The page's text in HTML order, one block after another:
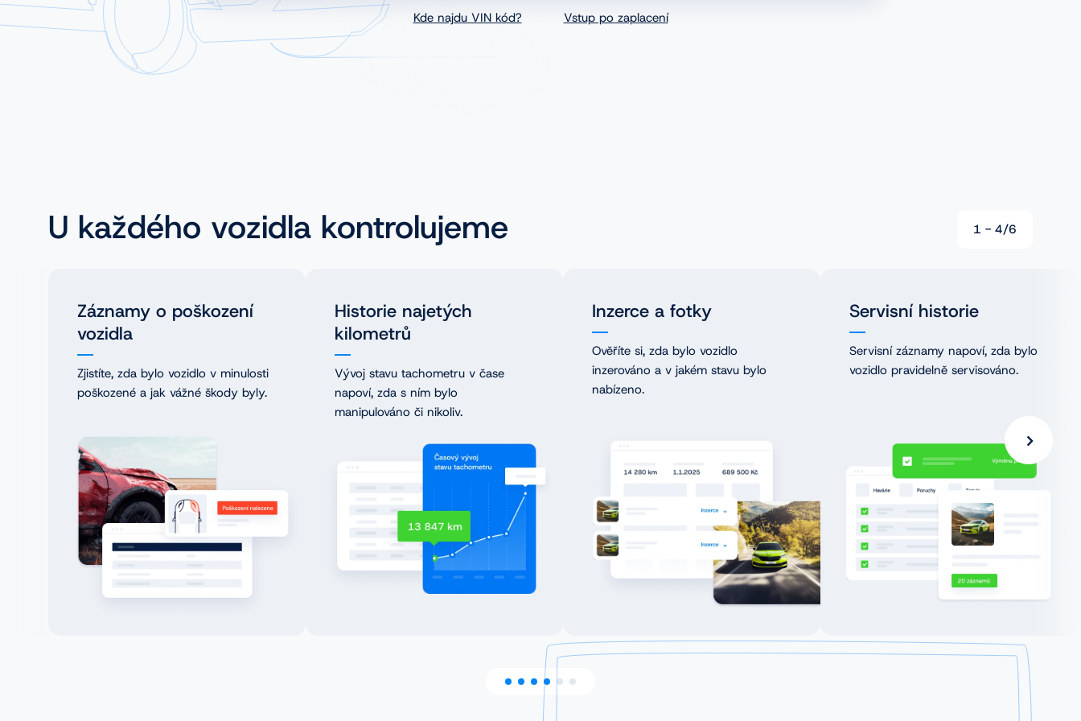
Kde najdu VIN kód? Vstup po zaplacení
U každého vozidla kontrolujeme 1 - 4/6
Záznamy o poškození
vozidla
Zjistíte, zda bylo vozidlo v minulosti
poškozené a jak vážné škody byly.
Historie najetých
kilometrů
Vývoj stavu tachometru v čase
napoví, zda s ním bylo
manipulováno či nikoliv.
Inzerce a fotky
Ověříte si, zda bylo vozidlo
inzerováno a v jakém stavu bylo
nabízeno.
Servisní historie
Servisní záznamy napoví, zda bylo
vozidlo pravidelně servisováno.